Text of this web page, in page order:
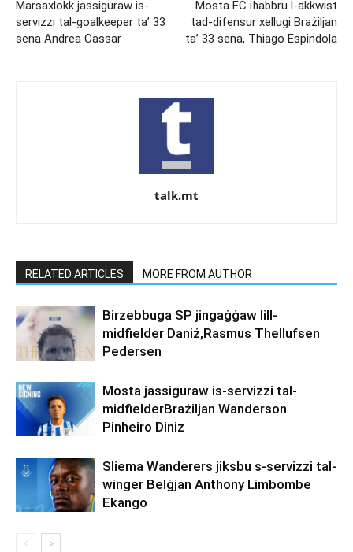
Marsaxlokk jassiguraw is-
servizzi tal-goalkeeper ta’ 33
sena Andrea Cassar
Mosta FC iħabbru l-akkwist
tad-difensur xellugi Brażiljan
ta’ 33 sena, Thiago Espindola
talk.mt
RELATED ARTICLES MORE FROM AUTHOR
Birzebbuga SP jingaġġaw lill-
midfielder Daniż,Rasmus Thellufsen
Pedersen
Mosta jassiguraw is-servizzi tal-
midfielderBrażiljan Wanderson
Pinheiro Diniz
Sliema Wanderers jiksbu s-servizzi tal-
winger Belġjan Anthony Limbombe
Ekango